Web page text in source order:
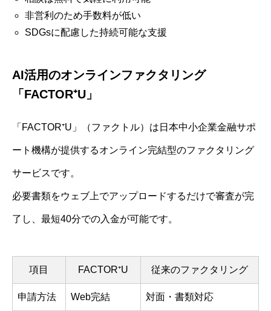
非営利のため手数料が低い
SDGsに配慮した持続可能な支援
AI活用のオンラインファクタリング
「FACTOR⁺U」
「FACTOR⁺U」（ファクトル）は日本中小企業金融サポ
ート機構が提供するオンライン完結型のファクタリング
サービスです。
必要書類をウェブ上でアップロードするだけで審査が完
了し、最短40分での入金が可能です。
項目 FACTOR⁺U 従来のファクタリング
申請方法 Web完結 対面・書類対応